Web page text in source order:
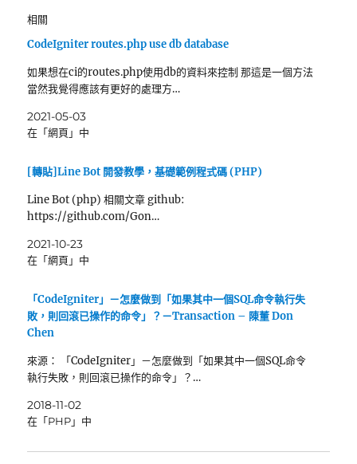
相關
CodeIgniter routes.php use db database
如果想在ci的routes.php使用db的資料來控制 那這是一個方法
當然我覺得應該有更好的處理方…
2021-05-03
在「網頁」中
[轉貼]Line Bot 開發教學，基礎範例程式碼 (PHP)
Line Bot (php) 相關文章 github:
https://github.com/Gon…
2021-10-23
在「網頁」中
「CodeIgniter」－怎麼做到「如果其中一個SQL命令執行失
敗，則回滾已操作的命令」？－Transaction – 陳董 Don
Chen
來源： 「CodeIgniter」－怎麼做到「如果其中一個SQL命令
執行失敗，則回滾已操作的命令」？…
2018-11-02
在「PHP」中